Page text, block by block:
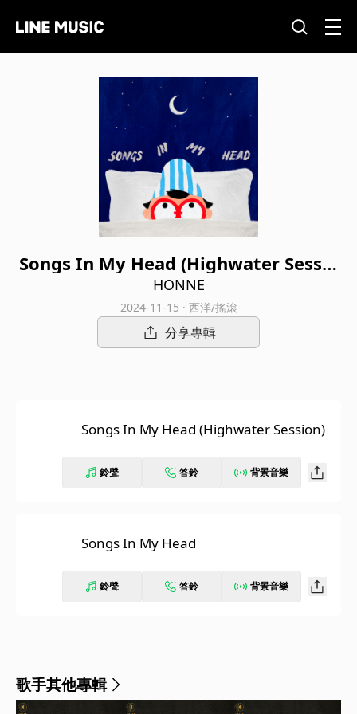
Songs In My Head (Highwater Sessio
n)
HONNE
2024-11-15 · 西洋/搖滾
分享專輯
Songs In My Head (Highwater Session)
鈴聲 答鈴 背景音樂
Songs In My Head
鈴聲 答鈴 背景音樂
歌手其他專輯